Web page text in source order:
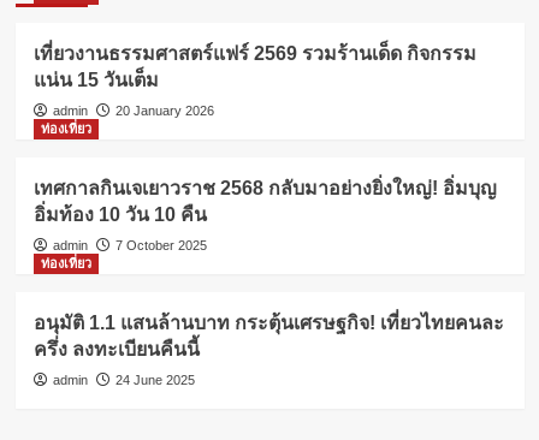
เที่ยวงานธรรมศาสตร์แฟร์ 2569 รวมร้านเด็ด กิจกรรม
แน่น 15 วันเต็ม
admin
20 January 2026
ท่องเที่ยว
เทศกาลกินเจเยาวราช 2568 กลับมาอย่างยิ่งใหญ่! อิ่มบุญ
อิ่มท้อง 10 วัน 10 คืน
admin
7 October 2025
ท่องเที่ยว
อนุมัติ 1.1 แสนล้านบาท กระตุ้นเศรษฐกิจ! เที่ยวไทยคนละ
ครึ่ง ลงทะเบียนคืนนี้
admin 24 June 2025